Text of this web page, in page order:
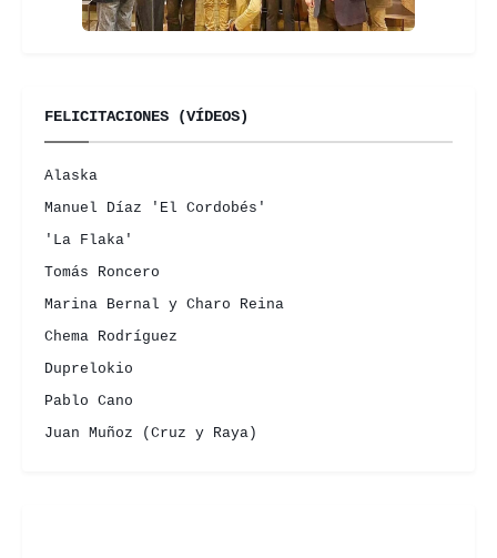
FELICITACIONES (VÍDEOS)
Alaska
Manuel Díaz 'El Cordobés'
'La Flaka'
Tomás Roncero
Marina Bernal y Charo Reina
Chema Rodríguez
Duprelokio
Pablo Cano
Juan Muñoz (Cruz y Raya)